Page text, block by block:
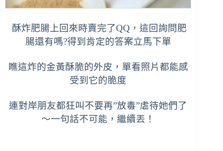
酥炸肥腸上回來時賣完了QQ，這回詢問肥
腸還有嗎?得到肯定的答案立馬下單
瞧這炸的金黃酥脆的外皮，單看照片都能感
受到它的脆度
連對岸朋友都狂叫不要再”放毒”虐待她們了
～一句話不可能，繼續丟！